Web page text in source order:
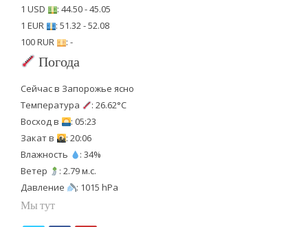
1 USD
: 44.50 - 45.05
1 EUR
: 51.32 - 52.08
100 RUR
: -
Погода
Сейчас в Запорожье ясно
Температура
: 26.62°C
Восход в
: 05:23
Закат в
: 20:06
Влажность
: 34%
Ветер
: 2.79 м.с.
Давление
: 1015 hPa
Мы тут